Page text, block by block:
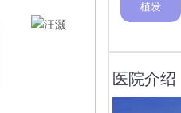
植发
医院介绍